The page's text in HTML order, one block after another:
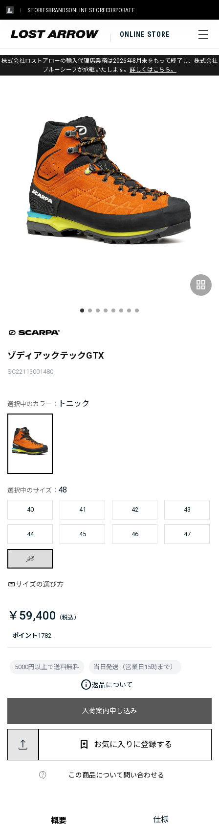
STORIESBRANDSONLINE STORECORPORATE
ONLINE STORE
株式会社ロストアローの輸入代理店業務は2026年8月末をもって終了し、株式会社
ブルーシープが承継いたします。 詳しくはこちら。
ホーム > スカルパ > マウンテン
grid_view
ゾディアックテックGTX
SC22113001480
ポイント1782
選択中のカラー： トニック
選択中のサイズ： 48
40 41 42 43
44 45 46 47
48
サイズの選び方
￥59,400
入荷案内申し込み
この商品について問い合わせる
お気に入りに登録する
5000円以上で送料無料 当日発送（営業日15時まで）
info返品について
概要 仕様